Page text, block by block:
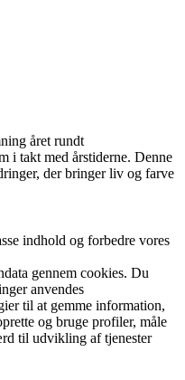
året rundt
i takt med årstiderne. Denne
der bringer liv og farve
indhold og forbedre vores
gennem cookies. Du
anvendes
til at gemme information,
og bruge profiler, måle
til udvikling af tjenester